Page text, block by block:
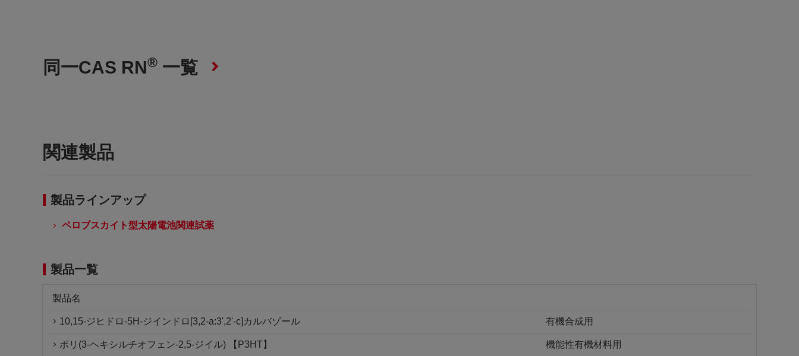
同一CAS RN® 一覧
関連製品
製品ラインアップ
ペロブスカイト型太陽電池関連試薬
製品一覧
製品名
10,15-ジヒドロ-5H-ジインドロ[3,2-a:3',2'-c]カルバゾール 有機合成用
ポリ(3-ヘキシルチオフェン-2,5-ジイル) 【P3HT】 機能性有機材料用